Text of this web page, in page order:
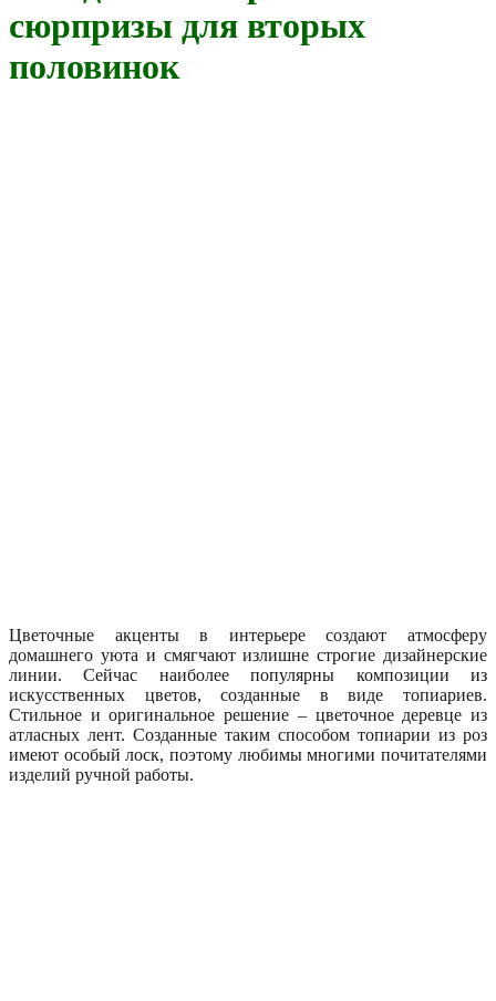
сюрпризы для вторых
половинок
Цветочные акценты в интерьере создают атмосферу
домашнего уюта и смягчают излишне строгие дизайнерские
линии. Сейчас наиболее популярны композиции из
искусственных цветов, созданные в виде топиариев.
Стильное и оригинальное решение – цветочное деревце из
атласных лент. Созданные таким способом топиарии из роз
имеют особый лоск, поэтому любимы многими почитателями
изделий ручной работы.